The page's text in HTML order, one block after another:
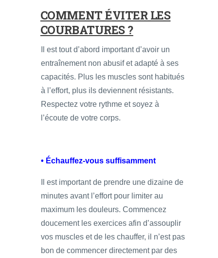
COMMENT ÉVITER LES
COURBATURES ?
Il est tout d’abord important d’avoir un
entraînement non abusif et adapté à ses
capacités. Plus les muscles sont habitués
à l’effort, plus ils deviennent résistants.
Respectez votre rythme et soyez à
l’écoute de votre corps.
• Échauffez-vous suffisamment
Il est important de prendre une dizaine de
minutes avant l’effort pour limiter au
maximum les douleurs. Commencez
doucement les exercices afin d’assouplir
vos muscles et de les chauffer, il n’est pas
bon de commencer directement par des